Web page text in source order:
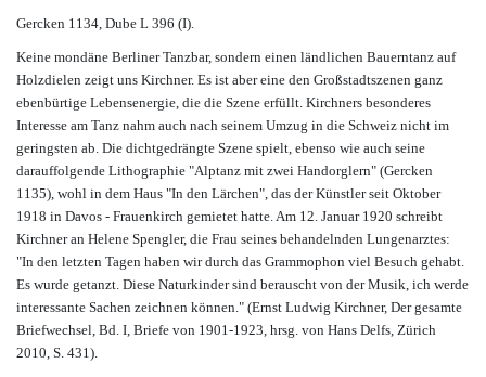
Gercken 1134, Dube L 396 (I).
Keine mondäne Berliner Tanzbar, sondern einen ländlichen Bauerntanz auf
Holzdielen zeigt uns Kirchner. Es ist aber eine den Großstadtszenen ganz
ebenbürtige Lebensenergie, die die Szene erfüllt. Kirchners besonderes
Interesse am Tanz nahm auch nach seinem Umzug in die Schweiz nicht im
geringsten ab. Die dichtgedrängte Szene spielt, ebenso wie auch seine
darauffolgende Lithographie "Alptanz mit zwei Handorglern" (Gercken
1135), wohl in dem Haus "In den Lärchen", das der Künstler seit Oktober
1918 in Davos - Frauenkirch gemietet hatte. Am 12. Januar 1920 schreibt
Kirchner an Helene Spengler, die Frau seines behandelnden Lungenarztes:
"In den letzten Tagen haben wir durch das Grammophon viel Besuch gehabt.
Es wurde getanzt. Diese Naturkinder sind berauscht von der Musik, ich werde
interessante Sachen zeichnen können." (Ernst Ludwig Kirchner, Der gesamte
Briefwechsel, Bd. I, Briefe von 1901-1923, hrsg. von Hans Delfs, Zürich
2010, S. 431).